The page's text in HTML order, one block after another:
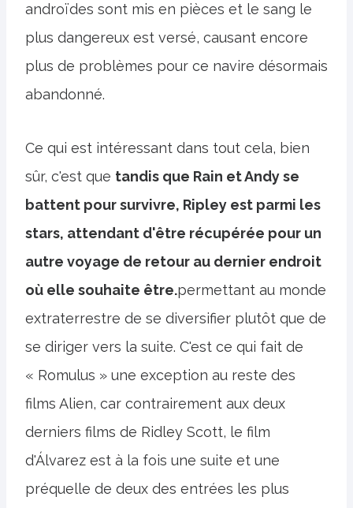
androïdes sont mis en pièces et le sang le
plus dangereux est versé, causant encore
plus de problèmes pour ce navire désormais
abandonné.
Ce qui est intéressant dans tout cela, bien
sûr, c'est que tandis que Rain et Andy se
battent pour survivre, Ripley est parmi les
stars, attendant d'être récupérée pour un
autre voyage de retour au dernier endroit
où elle souhaite être.permettant au monde
extraterrestre de se diversifier plutôt que de
se diriger vers la suite. C'est ce qui fait de
« Romulus » une exception au reste des
films Alien, car contrairement aux deux
derniers films de Ridley Scott, le film
d'Álvarez est à la fois une suite et une
préquelle de deux des entrées les plus